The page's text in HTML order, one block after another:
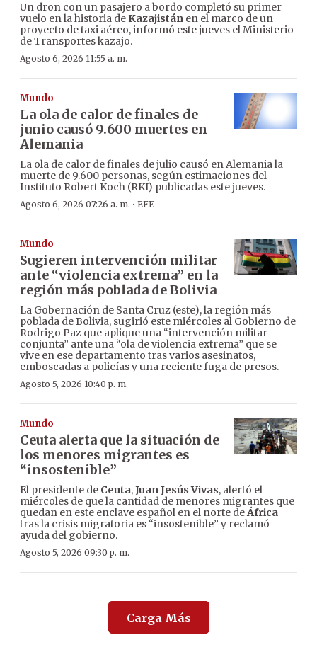
Un dron con un pasajero a bordo completó su primer
vuelo en la historia de Kazajistán en el marco de un
proyecto de taxi aéreo, informó este jueves el Ministerio
de Transportes kazajo.
Agosto 6, 2026 11:55 a. m.
Mundo
La ola de calor de finales de
junio causó 9.600 muertes en
Alemania
La ola de calor de finales de julio causó en Alemania la
muerte de 9.600 personas, según estimaciones del
Instituto Robert Koch (RKI) publicadas este jueves.
Agosto 6, 2026 07:26 a. m. · EFE
Mundo
Sugieren intervención militar
ante “violencia extrema” en la
región más poblada de Bolivia
La Gobernación de Santa Cruz (este), la región más
poblada de Bolivia, sugirió este miércoles al Gobierno de
Rodrigo Paz que aplique una “intervención militar
conjunta” ante una “ola de violencia extrema” que se
vive en ese departamento tras varios asesinatos,
emboscadas a policías y una reciente fuga de presos.
Agosto 5, 2026 10:40 p. m.
Mundo
Ceuta alerta que la situación de
los menores migrantes es
“insostenible”
El presidente de Ceuta,Juan Jesús Vivas, alertó el
miércoles de que la cantidad de menores migrantes que
quedan en este enclave español en el norte deÁfrica
tras la crisis migratoria es “insostenible” y reclamó
ayuda del gobierno.
Agosto 5, 2026 09:30 p. m.
Carga Más